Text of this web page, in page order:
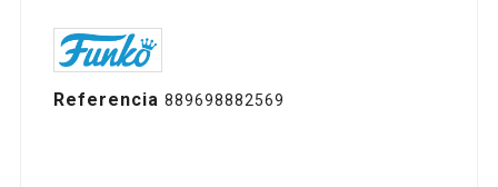
Referencia 889698882569